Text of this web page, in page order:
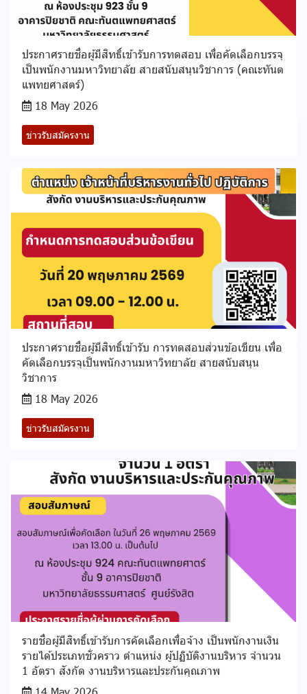
ประกาศรายชื่อผู้มีสิทธิ์เข้ารับการทดสอบ เพื่อคัดเลือกบรรจุ
เป็นพนักงานมหาวิทยาลัย สายสนับสนุนวิชาการ (คณะทันต
แพทยศาสตร์)
18 May 2026
ข่าวรับสมัครงาน
ประกาศรายชื่อผู้มีสิทธิ์เข้ารับ การทดสอบส่วนข้อเขียน เพื่อ
คัดเลือกบรรจุเป็นพนักงานมหาวิทยาลัย สายสนับสนุน
วิชาการ
18 May 2026
ข่าวรับสมัครงาน
รายชื่อผู้มีสิทธิ์เข้ารับการคัดเลือกเพื่อจ้าง เป็นพนักงานเงิน
รายได้ประเภทชั่วคราว ตำแหน่ง ผู้ปฏิบัติงานบริหาร จำนวน
1 อัตรา สังกัด งานบริหารและประกันคุณภาพ